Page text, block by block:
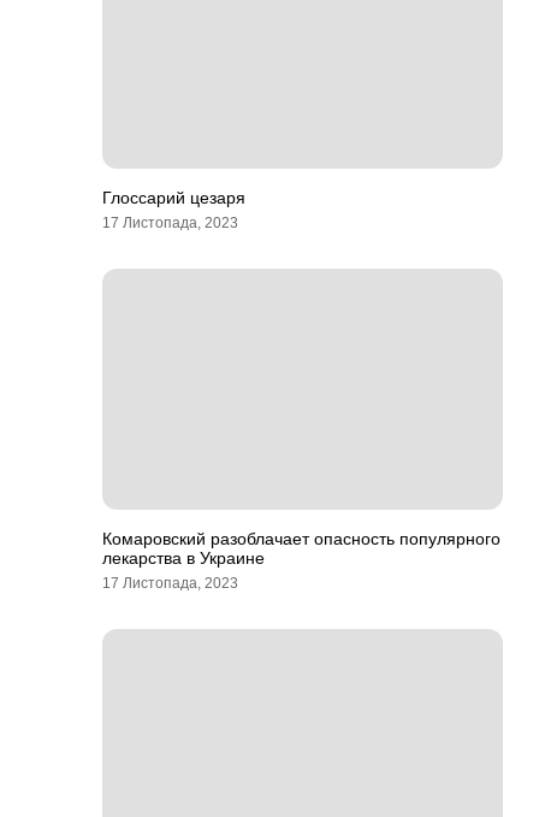
Глоссарий цезаря
17 Листопада, 2023
Комаровский разоблачает опасность популярного
лекарства в Украине
17 Листопада, 2023